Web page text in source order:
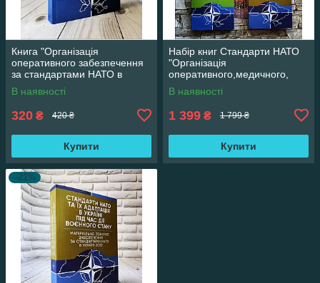
Книга "Організація
оперативного забезпечення
за стандартами НАТО в
Україні 2022" Стандарти
НАТО
В наявності
320 ₴ 420 ₴
Купити
Набір книг Стандарти НАТО
"Організація
оперативного,медичного,
адміністративного, мат-
технічного запеспечення"
В наявності
1 399 ₴ 1 799 ₴
Купити
–21%